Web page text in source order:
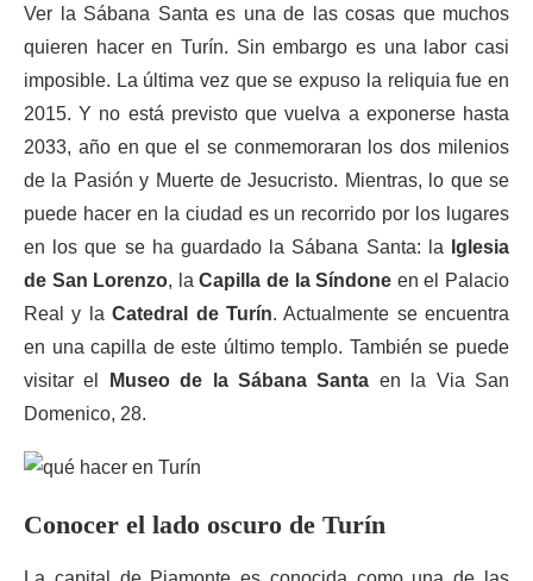
Ver la Sábana Santa es una de las cosas que muchos
quieren hacer en Turín. Sin embargo es una labor casi
imposible. La última vez que se expuso la reliquia fue en
2015. Y no está previsto que vuelva a exponerse hasta
2033, año en que el se conmemoraran los dos milenios
de la Pasión y Muerte de Jesucristo. Mientras, lo que se
puede hacer en la ciudad es un recorrido por los lugares
en los que se ha guardado la Sábana Santa: la
Iglesia
de San Lorenzo, laCapilla de la Síndone en el Palacio
Real y laCatedral de Turín. Actualmente se encuentra
en una capilla de este último templo. También se puede
visitar el
Museo de la Sábana Santa en la Via San
Domenico, 28.
Conocer el lado oscuro de Turín